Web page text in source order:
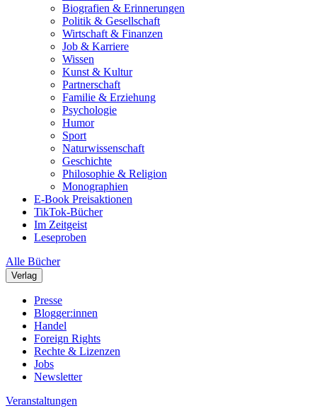
Biografien & Erinnerungen
Politik & Gesellschaft
Wirtschaft & Finanzen
Job & Karriere
Wissen
Kunst & Kultur
Partnerschaft
Familie & Erziehung
Psychologie
Humor
Sport
Naturwissenschaft
Geschichte
Philosophie & Religion
Monographien
E-Book Preisaktionen
TikTok-Bücher
Im Zeitgeist
Leseproben
Alle Bücher
Verlag
Presse
Blogger:innen
Handel
Foreign Rights
Rechte & Lizenzen
Jobs
Newsletter
Veranstaltungen